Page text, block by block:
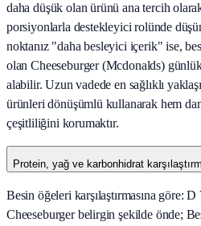
daha düşük olan ürünü ana tercih
porsiyonlarla destekleyici rolünde
noktanız "daha besleyici içerik" ise,
olan Cheeseburger (Mcdonalds)
alabilir. Uzun vadede en sağlıklı
ürünleri dönüşümlü kullanarak hem
çeşitliliğini korumaktır.
Protein, yağ ve karbonhidrat
Besin öğeleri karşılaştırmasına göre: D
Cheeseburger belirgin şekilde önde;